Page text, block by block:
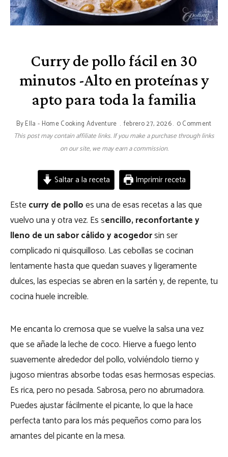
Curry de pollo fácil en 30
minutos -Alto en proteínas y
apto para toda la familia
ByElla - Home Cooking Adventure febrero 27, 2026 0 Comment
This post may contain affiliate links. If you make a purchase through links
on our site, we may earn a commission.
Saltar a la receta Imprimir receta
Estecurry de polloes una de esas recetas a las que
vuelvo una y otra vez. Es sencillo, reconfortante y
lleno de un sabor cálido y acogedorsin ser
complicado ni quisquilloso. Las cebollas se cocinan
lentamente hasta que quedan suaves y ligeramente
dulces, las especias se abren en la sartén y, de repente, tu
cocina huele increíble.
Me encanta lo cremosa que se vuelve la salsa una vez
que se añade la leche de coco. Hierve a fuego lento
suavemente alrededor del pollo, volviéndolo tierno y
jugoso mientras absorbe todas esas hermosas especias.
Es rica, pero no pesada. Sabrosa, pero no abrumadora.
Puedes ajustar fácilmente el picante, lo que la hace
perfecta tanto para los más pequeños como para los
amantes del picante en la mesa.